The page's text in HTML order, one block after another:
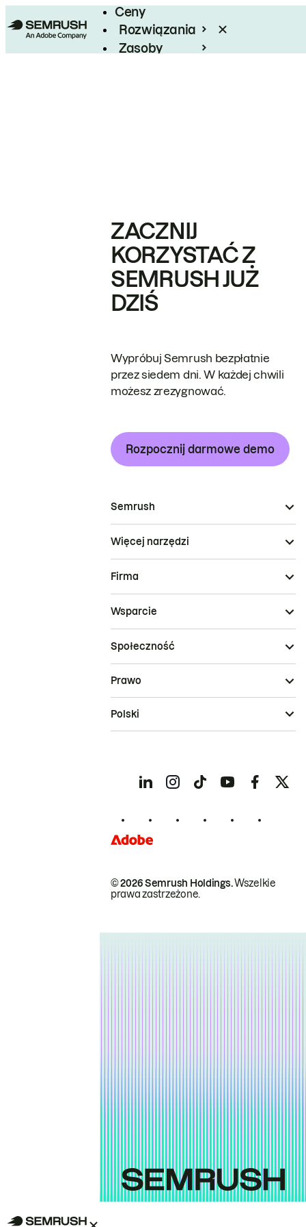
Ceny
Rozwiązania
Zasoby
ZACZNIJ
KORZYSTAĆ Z
SEMRUSH JUŻ
DZIŚ
Wypróbuj Semrush bezpłatnie
przez siedem dni. W każdej chwili
możesz zrezygnować.
Rozpocznij darmowe demo
Semrush
Więcej narzędzi
Firma
Wsparcie
Społeczność
© 2026 Semrush Holdings.Wszelkie
prawa zastrzeżone.
Prawo
Polski